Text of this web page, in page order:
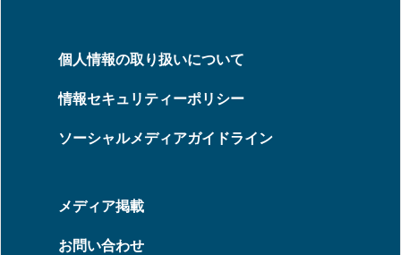
個人情報の取り扱いについて
情報セキュリティーポリシー
ソーシャルメディアガイドライン
メディア掲載
お問い合わせ